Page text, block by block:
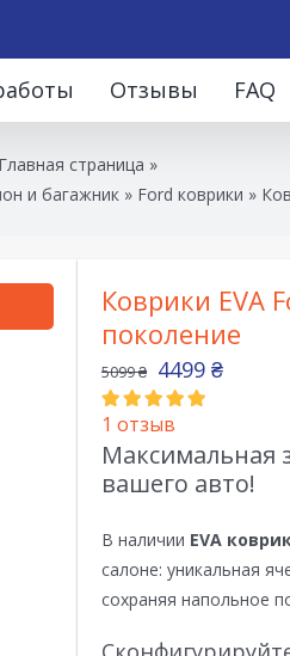
Отзывы FAQ
Главная страница »
и багажник » Ford коврики »
Коврики EVA
поколение
5099₴ 4499 ₴
1 отзыв
Максимальная
вашего авто!
В наличии EVA
салоне: уникальная
сохраняя напольное